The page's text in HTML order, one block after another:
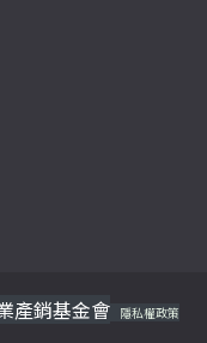
產銷基金會 隱私權政策